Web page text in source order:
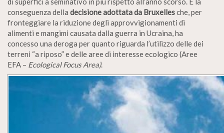
conseguenza della decisione adottata da Bruxellesche, per
fronteggiare la riduzione degli approvvigionamenti di
alimenti e mangimi causata dalla guerra in Ucraina, ha
concesso una deroga per quanto riguarda l’utilizzo delle dei
terreni “a riposo” e delle aree di interesse ecologico (Aree
EFA – Ecological Focus Area).